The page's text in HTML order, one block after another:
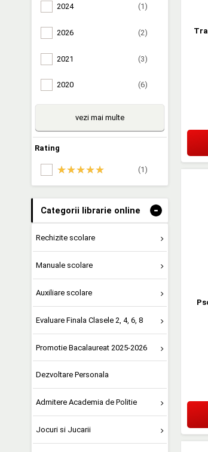
2024 (1)
2026 (2)
2021 (3)
2020 (6)
vezi mai multe
Rating
(1)
Categorii librarie online -
Rechizite scolare
Manuale scolare
Auxiliare scolare
Evaluare Finala Clasele 2, 4, 6, 8
Promotie Bacalaureat 2025-2026
Dezvoltare Personala
Admitere Academia de Politie
Jocuri si Jucarii